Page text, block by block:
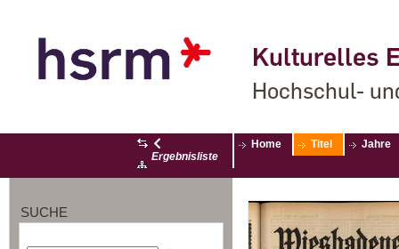
Kulturelles
Hochschul-
Ergebnisliste
Home Titel Jahre
SUCHE